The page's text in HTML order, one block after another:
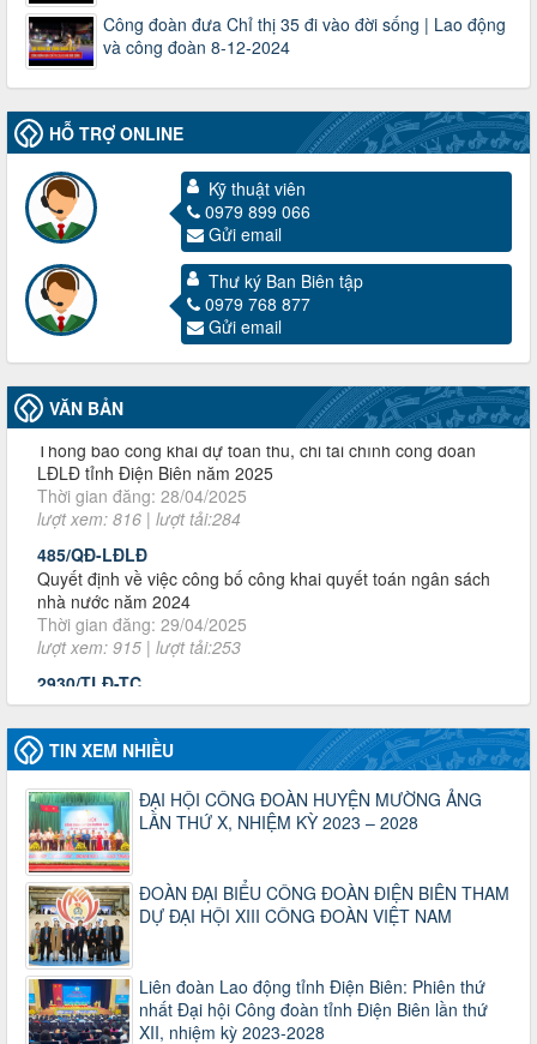
Công đoàn đưa Chỉ thị 35 đi vào đời sống | Lao động
và công đoàn 8-12-2024
HỖ TRỢ ONLINE
Kỹ thuật viên
0979 899 066
Gửi email
Thư ký Ban Biên tập
0979 768 877
Gửi email
VĂN BẢN
3716/TLD-TC
Công văn hướng dẫn công tác quả lý tài chính, tài sản công
đoàn khi đơn vị sát nhập, chấm dứt hoạt động
Thời gian đăng: 13/04/2025
lượt xem: 2003 | lượt tải:719
Thông báo công khai dự toán thu, chi tài chính công đoàn
LĐLĐ tỉnh Điện Biên năm 2025
Thời gian đăng: 28/04/2025
lượt xem: 816 | lượt tải:284
485/QĐ-LĐLĐ
Quyết định về việc công bố công khai quyết toán ngân sách
nhà nước năm 2024
Thời gian đăng: 29/04/2025
lượt xem: 915 | lượt tải:253
2930/TLĐ-TC
Công văn số 2930/TLĐ-TC, ngày 31/12/2024 của Tổng
LĐLĐ Việt Nam về việc quy định tỷ lệ phân phối tự động
KPCĐ 2% qua tài khoản Công đoàn Việt Nam về các cấp
Công đoàn năm 2025
Thời gian đăng: 06/01/2025
lượt xem: 1066 | lượt tải:437
47-TTCĐ/BTGTU
Thông tin chuyên đề: Một số nôi dung về sắp xếp tổ chức bộ
máy của hệ thống chính trị tinh gọn, hoạt động hiệu lực, hiệu
quả
Thời gian đăng: 25/12/2024
lượt xem: 1221 | lượt tải:339
37/HD-TLĐ
Hướng dẫn Công đoàn với việc tổ chức và hoạt động của
Ban Thanh tra Nhân dân
Thời gian đăng: 27/12/2024
TIN XEM NHIỀU
ĐẠI HỘI CÔNG ĐOÀN HUYỆN MƯỜNG ẢNG
LẦN THỨ X, NHIỆM KỲ 2023 – 2028
ĐOÀN ĐẠI BIỂU CÔNG ĐOÀN ĐIỆN BIÊN THAM
DỰ ĐẠI HỘI XIII CÔNG ĐOÀN VIỆT NAM
Liên đoàn Lao động tỉnh Điện Biên: Phiên thứ
nhất Đại hội Công đoàn tỉnh Điện Biên lần thứ
XII, nhiệm kỳ 2023-2028